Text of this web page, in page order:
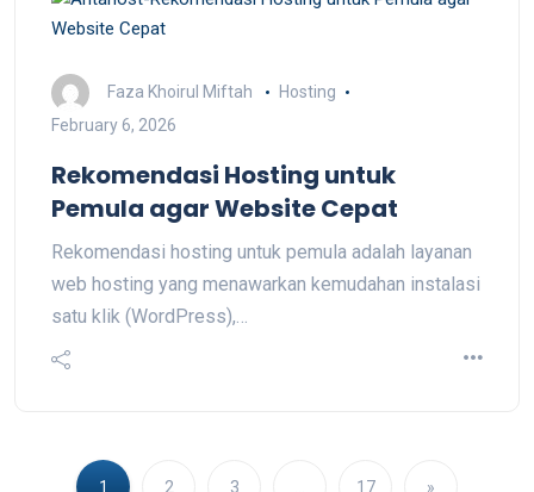
Faza Khoirul Miftah
Hosting
February 6, 2026
Rekomendasi Hosting untuk
Pemula agar Website Cepat
Rekomendasi hosting untuk pemula adalah layanan
web hosting yang menawarkan kemudahan instalasi
satu klik (WordPress),…
1 2 3 17 »